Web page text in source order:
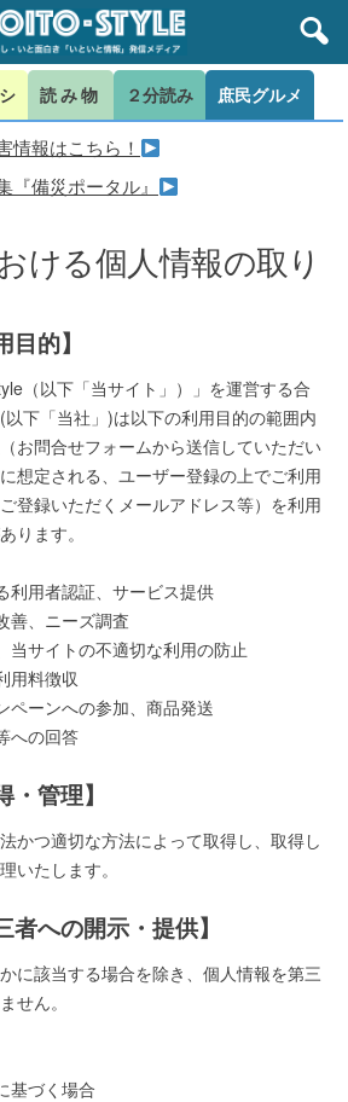
読み物 ２分読み 庶民グルメ
情報はこちら！
『備災ポータル』
ける個人情報の取り
目的】
（以下「当サイト」）」を運営する合
下「当社」)は以下の利用目的の範囲内
お問合せフォームから送信していただい
想定される、ユーザー登録の上でご利用
登録いただくメールアドレス等）を利用
ります。
利用者認証、サービス提供
善、ニーズ調査
当サイトの不適切な利用の防止
用料徴収
ペーンへの参加、商品発送
への回答
・管理】
かつ適切な方法によって取得し、取得し
いたします。
者への開示・提供】
に該当する場合を除き、個人情報を第三
せん。
基づく場合